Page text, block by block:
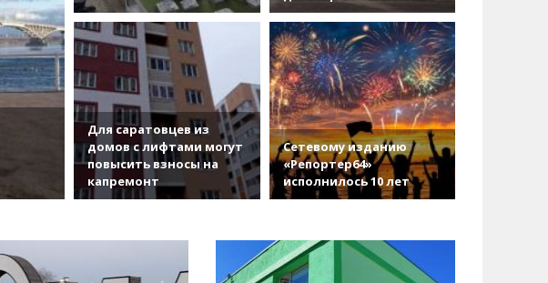
Для саратовцев из
домов с лифтами могут
повысить взносы на
капремонт
Сетевому изданию
«Репортер64»
исполнилось 10 лет